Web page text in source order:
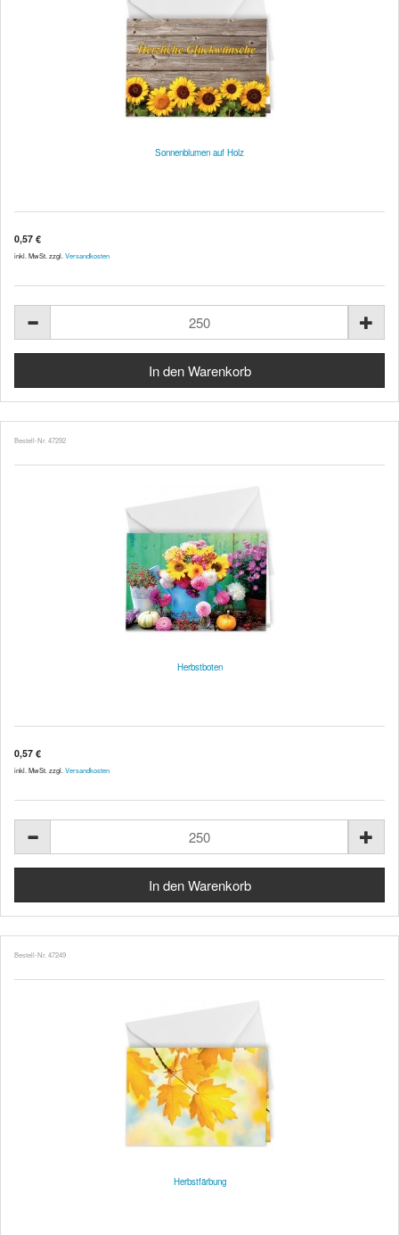
Sonnenblumen auf Holz
0,57 €
inkl. MwSt. zzgl. Versandkosten
Bestell-Nr. 47292
Herbstboten
0,57 €
inkl. MwSt. zzgl. Versandkosten
Bestell-Nr. 47249
Herbstfärbung